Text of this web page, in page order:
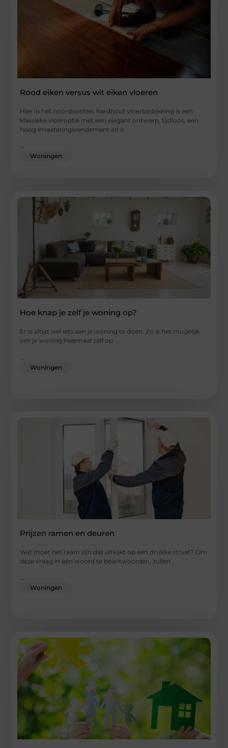
Rood eiken versus wit eiken vloeren
Hier in het noordoosten, hardhout vloerbedekking is een
klassieke vloeroptie met een elegant ontwerp, tijdloos, een
hoog investeringsrendement en o
...
Woningen
Hoe knap je zelf je woning op?
Er is altijd wel iets aan je woning te doen. Zo is het mogelijk
om je woning helemaal zelf op
Woningen
Prijzen ramen en deuren
Wat moet het raam zijn dat uitkijkt op een drukke straat? Om
deze vraag in één woord te beantwoorden, zullen
...
Woningen